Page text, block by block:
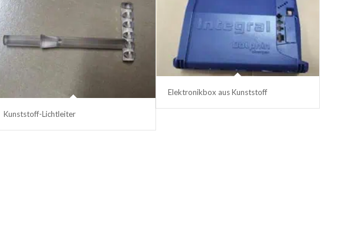
Kunststoff-Lichtleiter
Elektronikbox aus Kunststoff